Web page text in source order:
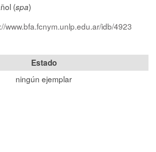
(spa)
www.bfa.fcnym.unlp.edu.ar/idb/4923
Estado
ningún ejemplar